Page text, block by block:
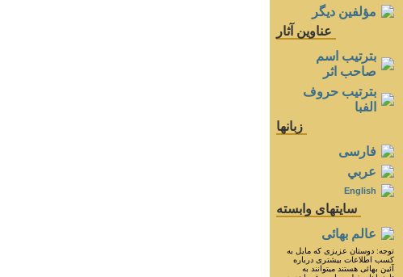
مؤلفين ديگر
عناوين آثار
بترتيب اسم
صاحب اثر
بترتيب حروف
الفبا
زبانها
فارسی
عربي
English
سايتهای وابسته
عالم بهائی
توجه: دوستان عزيزى كه مايل به
كسب اطلاعات بيشترى درباره
آئين بهائى هستند ميتوانند به